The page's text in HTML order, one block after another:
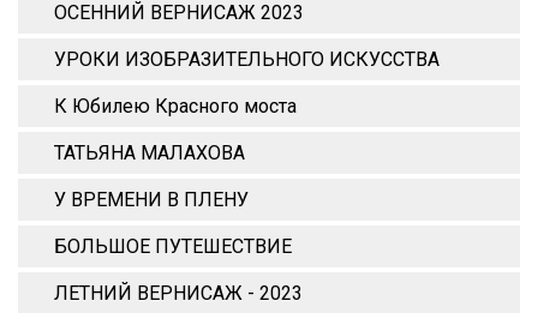
ОСЕННИЙ ВЕРНИСАЖ 2023
УРОКИ ИЗОБРАЗИТЕЛЬНОГО ИСКУССТВА
К Юбилею Красного моста
ТАТЬЯНА МАЛАХОВА
У ВРЕМЕНИ В ПЛЕНУ
БОЛЬШОЕ ПУТЕШЕСТВИЕ
ЛЕТНИЙ ВЕРНИСАЖ - 2023